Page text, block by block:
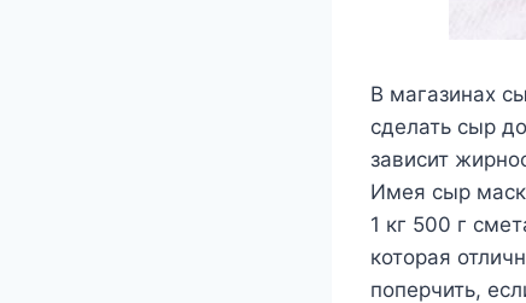
В магазинах
сделать сыр
зависит
Имея сыр
1 кг 500 г
которая
поперчить,